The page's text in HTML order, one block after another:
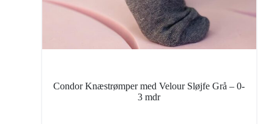
Condor Knæstrømper med Velour Sløjfe Grå – 0-
3 mdr